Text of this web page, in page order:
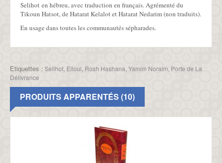
Selihot en hébreu, avec traduction en français. Agrémenté du
Tikoun Hatsot, de Hatarat Kelalot et Hatarat Nedarim (non traduits).
En usage dans toutes les communautés sépharades.
Etiquettes : Selihot, Elloul, Rosh Hashana, Yamim Noraim, Porte de La
Délivrance
PRODUITS APPARENTÉS (10)